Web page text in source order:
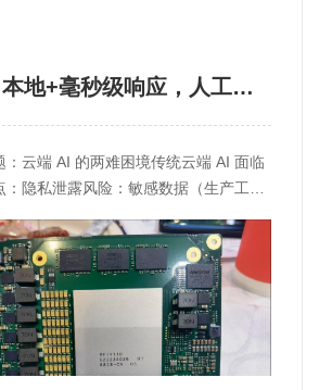
数据不出本地+毫秒级响应，人工智能盒子破解工业与消费AI隐私痛点
：云端 AI 的两难困境传统云端 AI 面临
：隐私泄露风险：敏感数据（生产工
黑